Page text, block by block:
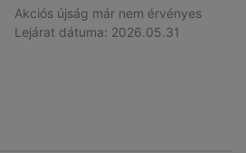
Akciós újság már nem érvényes
Lejárat dátuma: 2026.05.31